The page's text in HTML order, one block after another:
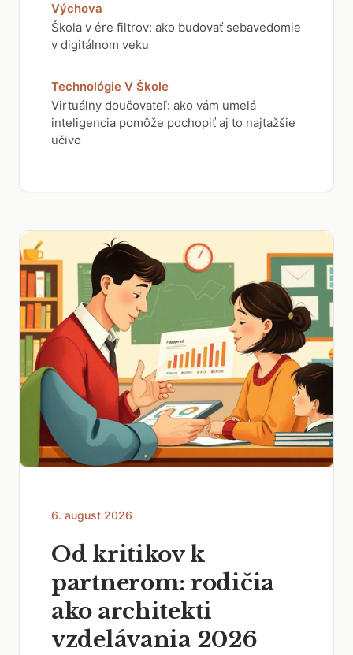
Výchova
Škola v ére filtrov: ako budovať sebavedomie
v digitálnom veku
Technológie V Škole
Virtuálny doučovateľ: ako vám umelá
inteligencia pomôže pochopiť aj to najťažšie
učivo
6. august 2026
Od kritikov k
partnerom: rodičia
ako architekti
vzdelávania 2026